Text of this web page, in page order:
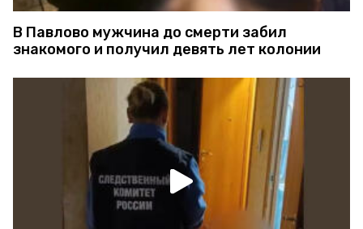
В Павлово мужчина до смерти забил
знакомого и получил девять лет колонии